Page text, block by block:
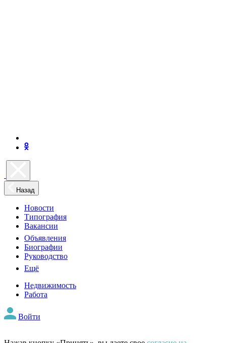
Назад
Новости
Типография
Вакансии
Объявления
Биографии
Руководство
Ещё
Недвижимость
Работа
Войти